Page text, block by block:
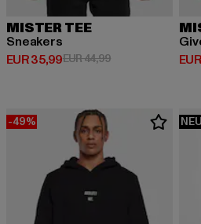
MISTER TEE
Sneakers
EUR 35,99
Derzeitiger Preis: EUR 35,99
EUR 44,99Aktionspreis: EUR
-49% NEU